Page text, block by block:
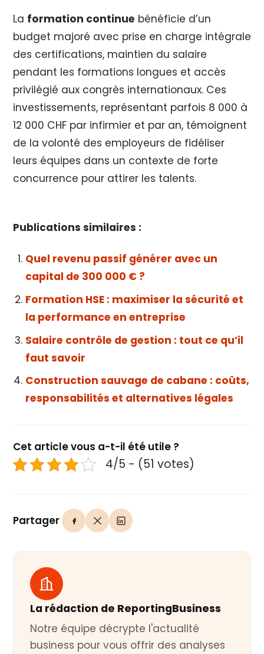
La formation continue bénéficie d’un
budget majoré avec prise en charge intégrale
des certifications, maintien du salaire
pendant les formations longues et accès
privilégié aux congrès internationaux. Ces
investissements, représentant parfois 8 000 à
12 000 CHF par infirmier et par an, témoignent
de la volonté des employeurs de fidéliser
leurs équipes dans un contexte de forte
concurrence pour attirer les talents.
Publications similaires :
Quel revenu passif générer avec un
capital de 300 000 € ?
Formation HSE : maximiser la sécurité et
la performance en entreprise
Salaire contrôle de gestion : tout ce qu’il
faut savoir
Construction sauvage de cabane : coûts,
responsabilités et alternatives légales
Cet article vous a-t-il été utile ?
4/5 - (51 votes)
Partager
La rédaction de ReportingBusiness
Notre équipe décrypte l'actualité
business pour vous offrir des analyses